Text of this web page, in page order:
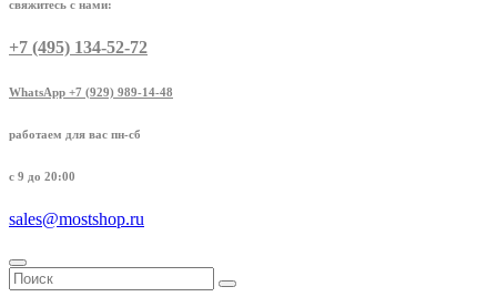
свяжитесь с нами:
+7 (495) 134-52-72
WhatsApp +7 (929) 989-14-48
работаем для вас пн-сб
с 9 до 20:00
sales@mostshop.ru